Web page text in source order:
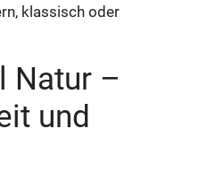
klassisch oder
Natur –
und